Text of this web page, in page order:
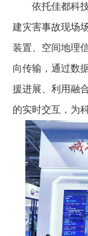
依托佳都科技
建灾害事故现场
装置、空间地理
向传输，通过数
援进展、利用融
的实时交互，为